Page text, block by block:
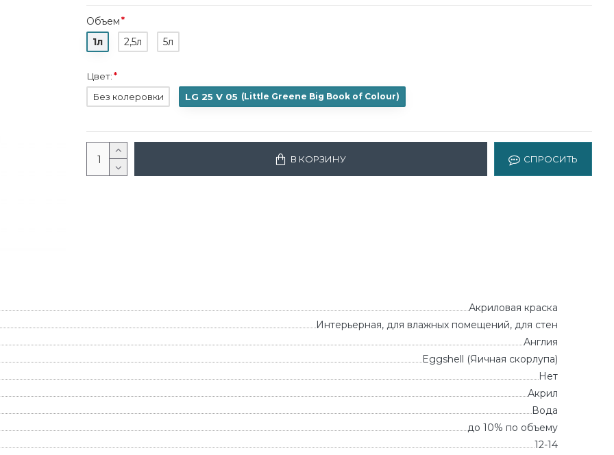
Объем
1л
2,5л 5л
Цвет:
Без колеровки
LG 25 V 05 (Little Greene Big Book of Colour)
В КОРЗИНУ СПРОСИТЬ
Акриловая краска
Интерьерная, для влажных помещений, для стен
Англия
Eggshell (Яичная скорлупа)
Нет
Акрил
Вода
до 10% по объему
12-14